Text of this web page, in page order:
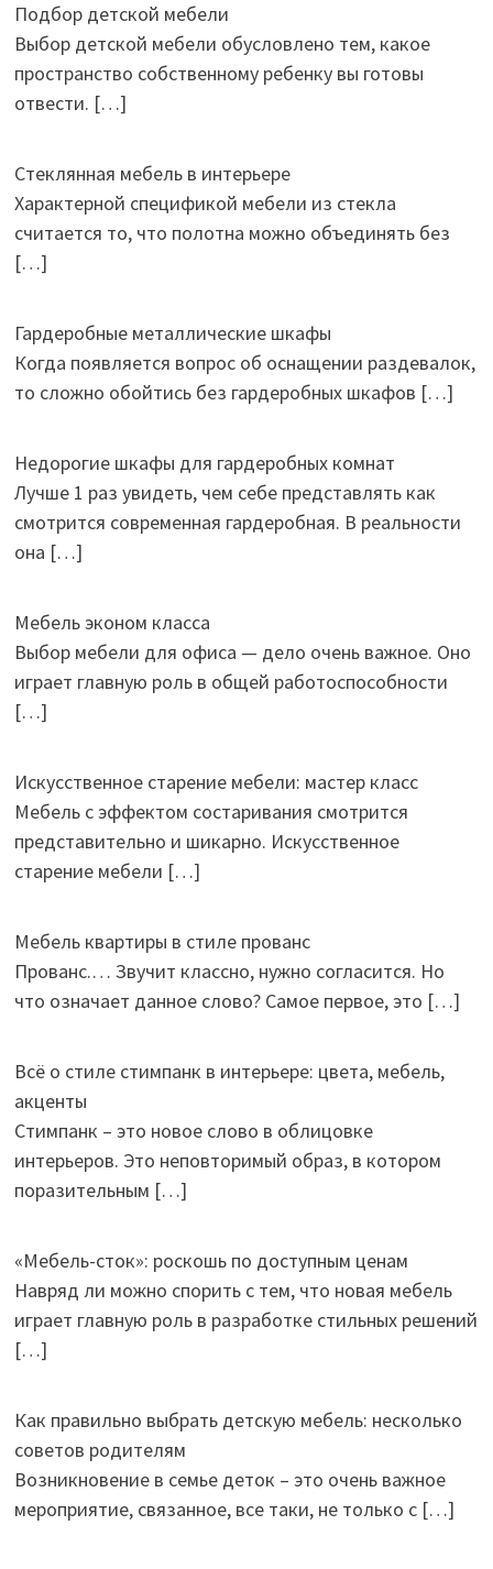
Подбор детской мебели
Выбор детской мебели обусловлено тем, какое
пространство собственному ребенку вы готовы
отвести. […]
Стеклянная мебель в интерьере
Характерной спецификой мебели из стекла
считается то, что полотна можно объединять без
[…]
Гардеробные металлические шкафы
Когда появляется вопрос об оснащении раздевалок,
то сложно обойтись без гардеробных шкафов […]
Недорогие шкафы для гардеробных комнат
Лучше 1 раз увидеть, чем себе представлять как
смотрится современная гардеробная. В реальности
она […]
Мебель эконом класса
Выбор мебели для офиса — дело очень важное. Оно
играет главную роль в общей работоспособности
[…]
Искусственное старение мебели: мастер класс
Мебель с эффектом состаривания смотрится
представительно и шикарно. Искусственное
старение мебели […]
Мебель квартиры в стиле прованс
Прованс.… Звучит классно, нужно согласится. Но
что означает данное слово? Самое первое, это […]
Всё о стиле стимпанк в интерьере: цвета, мебель,
акценты
Стимпанк – это новое слово в облицовке
интерьеров. Это неповторимый образ, в котором
поразительным […]
«Мебель-сток»: роскошь по доступным ценам
Навряд ли можно спорить с тем, что новая мебель
играет главную роль в разработке стильных решений
[…]
Как правильно выбрать детскую мебель: несколько
советов родителям
Возникновение в семье деток – это очень важное
мероприятие, связанное, все таки, не только с […]